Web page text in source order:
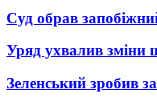
Суд обрав
Уряд ухвалив зміни
Зеленський зробив